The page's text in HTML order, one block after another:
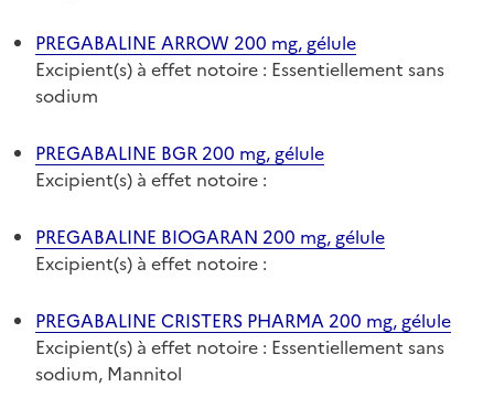
PREGABALINE ARROW 200 mg, gélule
Excipient(s) à effet notoire : Essentiellement sans
sodium
PREGABALINE BGR 200 mg, gélule
Excipient(s) à effet notoire :
PREGABALINE BIOGARAN 200 mg, gélule
Excipient(s) à effet notoire :
PREGABALINE CRISTERS PHARMA 200 mg, gélule
Excipient(s) à effet notoire : Essentiellement sans
sodium, Mannitol